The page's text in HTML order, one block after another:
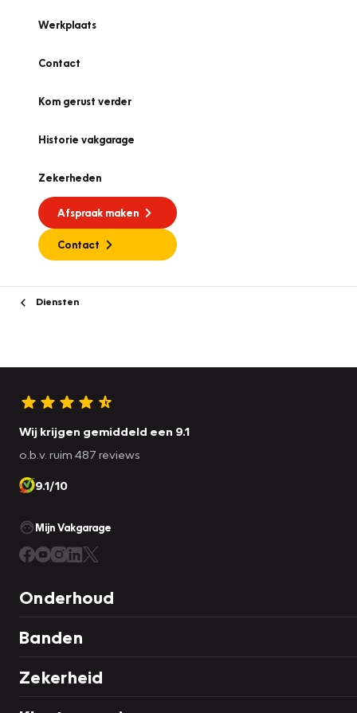
Werkplaats
Contact
Kom gerust verder
Historie vakgarage
Zekerheden
Afspraak maken
Contact
Diensten
Wij krijgen gemiddeld een 9.1
o.b.v. ruim 487 reviews
9.1/10
Mijn Vakgarage
Onderhoud
Banden
Zekerheid